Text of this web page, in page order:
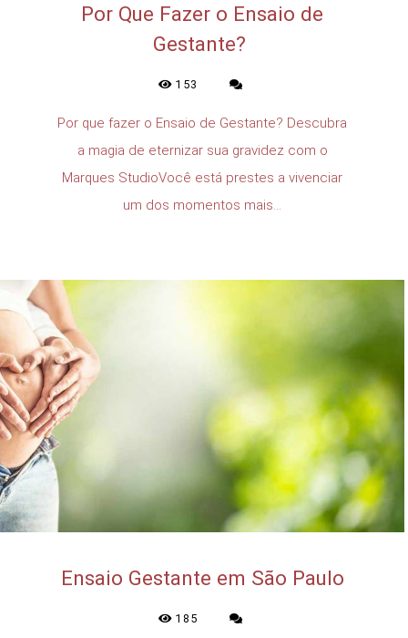
Por Que Fazer o Ensaio de
Gestante?
153
Por que fazer o Ensaio de Gestante? Descubra
a magia de eternizar sua gravidez com o
Marques StudioVocê está prestes a vivenciar
um dos momentos mais...
Ensaio Gestante em São Paulo
185